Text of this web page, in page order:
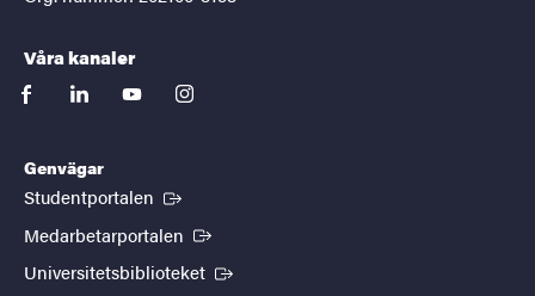
Våra kanaler
facebooklinkedinyoutubeinstagram
Genvägar
Studentportalen (Extern länk)
Medarbetarportalen (Extern länk)
Universitetsbiblioteket (Extern länk)